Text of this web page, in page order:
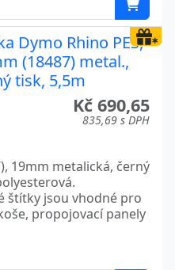
Dymo Rhino PES,
(18487) metal.,
tisk, 5,5m
Kč 690,65
835,69 s DPH
19mm metalická, černý
štítky jsou vhodné pro
propojovací panely